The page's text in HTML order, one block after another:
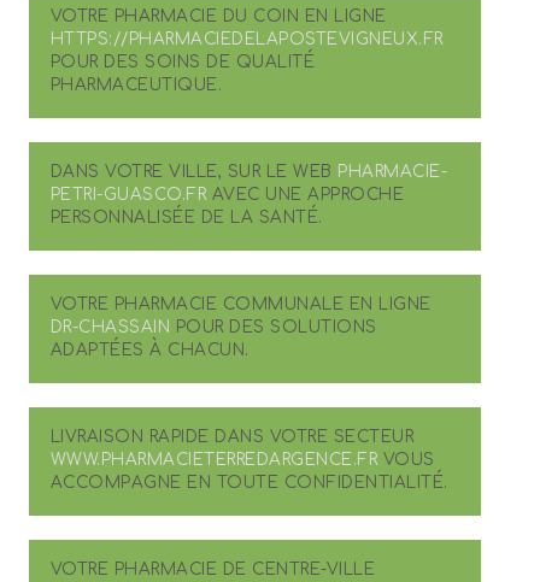
VOTRE PHARMACIE DU COIN EN LIGNE
HTTPS://PHARMACIEDELAPOSTEVIGNEUX.FR
POUR DES SOINS DE QUALITÉ
PHARMACEUTIQUE.
DANS VOTRE VILLE, SUR LE WEB PHARMACIE-
PETRI-GUASCO.FRAVEC UNE APPROCHE
PERSONNALISÉE DE LA SANTÉ.
VOTRE PHARMACIE COMMUNALE EN LIGNE
DR-CHASSAIN POUR DES SOLUTIONS
ADAPTÉES À CHACUN.
LIVRAISON RAPIDE DANS VOTRE SECTEUR
WWW.PHARMACIETERREDARGENCE.FRVOUS
ACCOMPAGNE EN TOUTE CONFIDENTIALITÉ.
VOTRE PHARMACIE DE CENTRE-VILLE